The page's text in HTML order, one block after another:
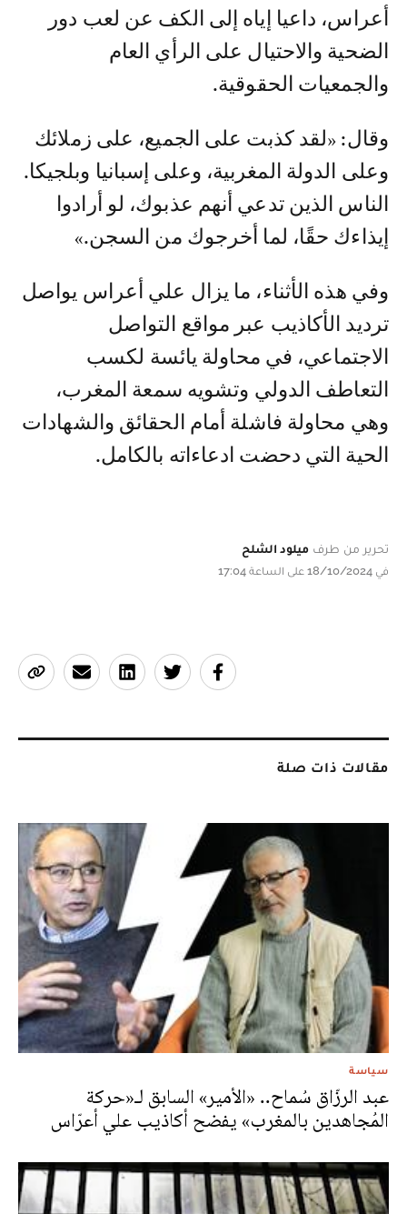
أعراس، داعيا إياه إلى الكف عن لعب دور
الضحية والاحتيال على الرأي العام
والجمعيات الحقوقية.
وقال: «لقد كذبت على الجميع، على زملائك
وعلى الدولة المغربية، وعلى إسبانيا وبلجيكا.
الناس الذين تدعي أنهم عذبوك، لو أرادوا
إيذاءك حقًا، لما أخرجوك من السجن.»
وفي هذه الأثناء، ما يزال علي أعراس يواصل
ترديد الأكاذيب عبر مواقع التواصل
الاجتماعي، في محاولة يائسة لكسب
التعاطف الدولي وتشويه سمعة المغرب،
وهي محاولة فاشلة أمام الحقائق والشهادات
الحية التي دحضت ادعاءاته بالكامل.
تحرير من طرف ميلود الشلح
في 18/10/2024 على الساعة 17:04
مقالات ذات صلة
سياسة
عبد الرزّاق سُماح.. «الأمير» السابق لـ«حركة
المُجاهدين بالمغرب» يفضح أكاذيب علي أعرّاس